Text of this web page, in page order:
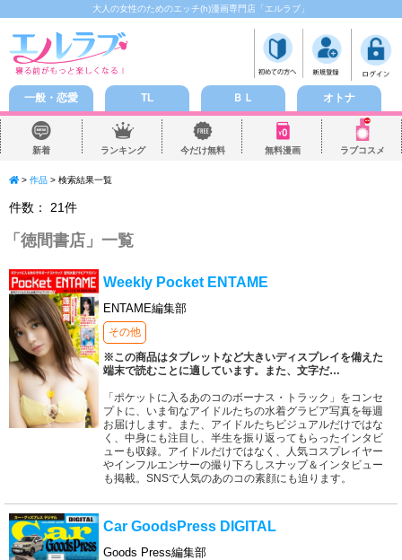
大人の女性のためのエッチ(h)漫画専門店「エルラブ」
一般・恋愛 TL ＢＬ オトナ
新着 ランキング 今だけ無料 無料漫画 ラブコスメ
> 作品 > 検索結果一覧
件数： 21件
「 徳間書店 」一覧
Weekly Pocket ENTAME
ENTAME編集部
その他
※この商品はタブレットなど大きいディスプレイを備えた
端末で読むことに適しています。また、文字だ…
「ポケットに入るあのコのボーナス・トラック」をコンセ
プトに、いま旬なアイドルたちの水着グラビア写真を毎週
お届けします。また、アイドルたちビジュアルだけではな
く、中身にも注目し、半生を振り返ってもらったインタビ
ューも収録。アイドルだけではなく、人気コスプレイヤー
やインフルエンサーの撮り下ろしスナップ＆インタビュー
も掲載。SNSで人気のあのコの素顔にも迫ります。
Car GoodsPress DIGITAL
Goods Press編集部